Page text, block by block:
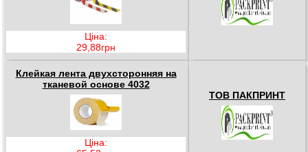
Ціна:
29,88грн
Клейкая лента двухсторонняя на
тканевой основе 4032
Ціна:
ТОВ ПАКПРИНТ